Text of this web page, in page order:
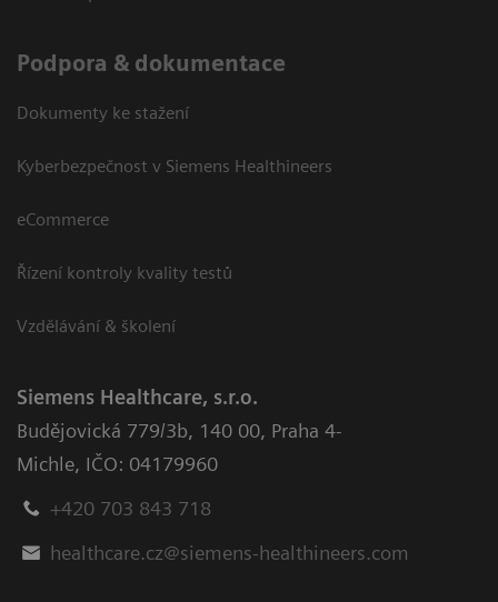
Podpora & dokumentace
Dokumenty ke stažení
Kyberbezpečnost v Siemens Healthineers
eCommerce
Řízení kontroly kvality testů
Vzdělávání & školení
Siemens Healthcare, s.r.o.
Budějovická 779/3b, 140 00, Praha 4-
Michle, IČO: 04179960
+420 703 843 718
healthcare.cz@siemens-healthineers.com